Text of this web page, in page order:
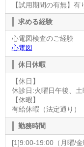
【試用期間の有無】有
求める経験
心電図検査のご経験
心電図
休日休暇
【休日】
休診日:火曜日午後、
【休暇】
有給休暇（法定通り）
勤務時間
[1]9:00-19:00（月曜/金